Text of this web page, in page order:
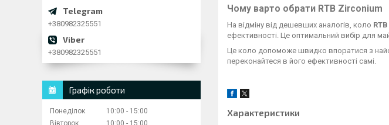
Чому варто обрати RTB Zirconium
На відміну від дешевших аналогів, коло
ефективності. Це оптимальний вибір для
Це коло допоможе швидко впоратися з
переконайтеся в його ефективності самі.
Характеристики
+380982325551
+380982325551
Графік роботи
Понеділок 10:00
15:00
Вівторок
10:00 15:00